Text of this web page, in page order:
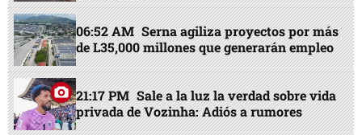
06:52 AM Serna agiliza proyectos por más
de L35,000 millones que generarán empleo
21:17 PM Sale a la luz la verdad sobre vida
privada de Vozinha: Adiós a rumores